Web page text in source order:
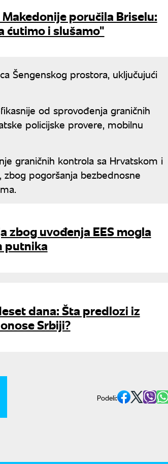
poručila Briselu:
ćutimo i slušamo"
Šengenskog prostora, uključujući
od sprovođenja graničnih
policijske provere, mobilnu
graničnih kontrola sa Hrvatskom i
pogoršanja bezbednosne
zbog uvođenja EES mogla
putnika
dana: Šta predlozi iz
Srbiji?
Podeli: